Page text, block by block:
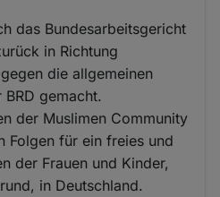
das Bundesarbeitsgericht
in Richtung
die allgemeinen
gemacht.
der Muslimen Community
Folgen für ein freies und
der Frauen und Kinder,
in Deutschland.